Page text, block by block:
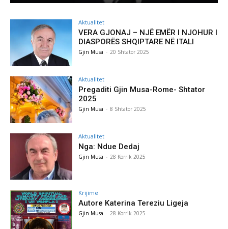
Aktualitet
VERA GJONAJ – NJË EMËR I NJOHUR I
DIASPORËS SHQIPTARE NË ITALI
Gjin Musa - 20 Shtator 2025
Aktualitet
Pregaditi Gjin Musa-Rome- Shtator
2025
Gjin Musa - 8 Shtator 2025
Aktualitet
Nga: Ndue Dedaj
Gjin Musa - 28 Korrik 2025
Krijime
Autore Katerina Tereziu Ligeja
Gjin Musa - 28 Korrik 2025